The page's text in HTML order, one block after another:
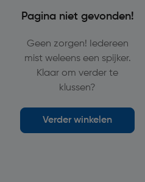
Pagina niet gevonden!
Geen zorgen! Iedereen
mist weleens een spijker.
Klaar om verder te
klussen?
Verder winkelen